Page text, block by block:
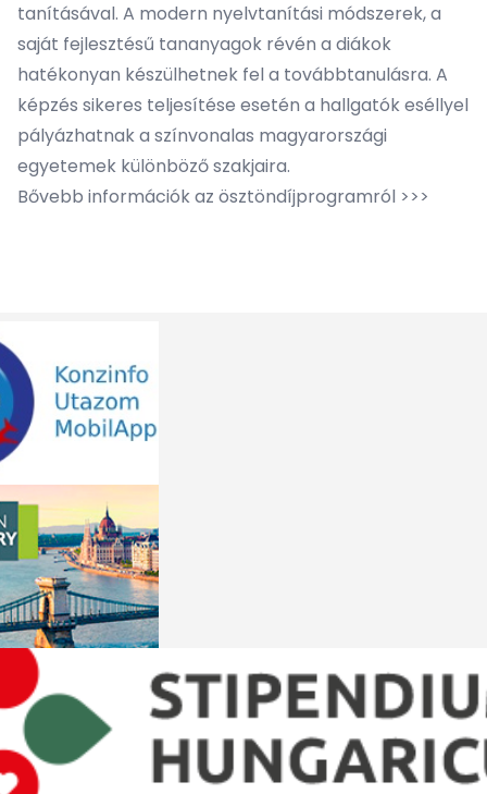
tanításával. A modern nyelvtanítási módszerek, a
saját fejlesztésű tananyagok révén a diákok
hatékonyan készülhetnek fel a továbbtanulásra. A
képzés sikeres teljesítése esetén a hallgatók eséllyel
pályázhatnak a színvonalas magyarországi
egyetemek különböző szakjaira.
Bővebb információk az ösztöndíjprogramról >>>